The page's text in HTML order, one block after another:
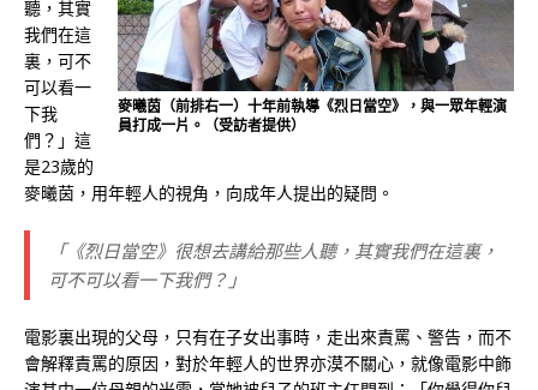
麥曦茵（前排右一）十年前執導《烈日當空》，與一眾年輕演
員打成一片。（受訪者提供）
聽，其實
我們在這
裏，可不
可以看一
下我
們？」這
是23歲的
麥曦茵，用年輕人的視角，向成年人提出的疑問。
「《烈日當空》很想去講給那些人聽，其實我們在這裏，
可不可以看一下我們？」
電影裏出現的父母，只有在子女出事時，走出來責罵、警告，而不
會解釋責罵的原因，對於年輕人的世界亦漠不關心，就像電影中飾